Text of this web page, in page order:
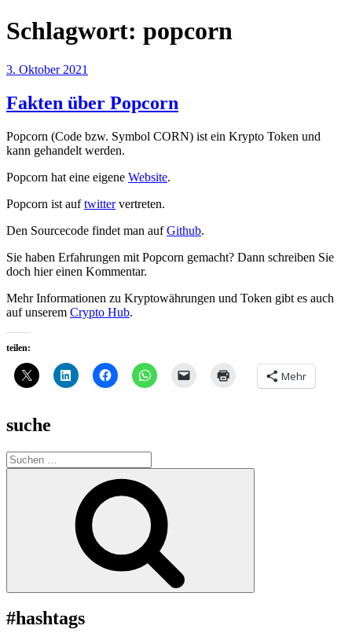
Schlagwort: popcorn
Veröffentlicht
3. Oktober 2021
Fakten über Popcorn
Popcorn (Code bzw. Symbol CORN) ist ein Krypto Token und
kann gehandelt werden.
Popcorn hat eine eigene Website.
Popcorn ist auftwittervertreten.
Den Sourcecode findet man aufGithub.
Sie haben Erfahrungen mit Popcorn gemacht? Dann schreiben Sie
doch hier einen Kommentar.
Mehr Informationen zu Kryptowährungen und Token gibt es auch
auf unserem Crypto Hub.
teilen:
Mehr
suche
Suche
nach:
#hashtags